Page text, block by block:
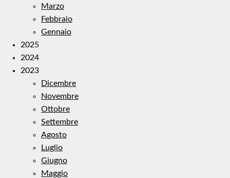
Marzo
Febbraio
Gennaio
2025
2024
2023
Dicembre
Novembre
Ottobre
Settembre
Agosto
Luglio
Giugno
Maggio